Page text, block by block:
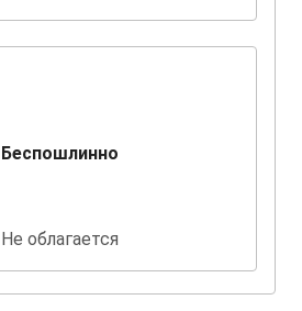
Беспошлинно
Не облагается